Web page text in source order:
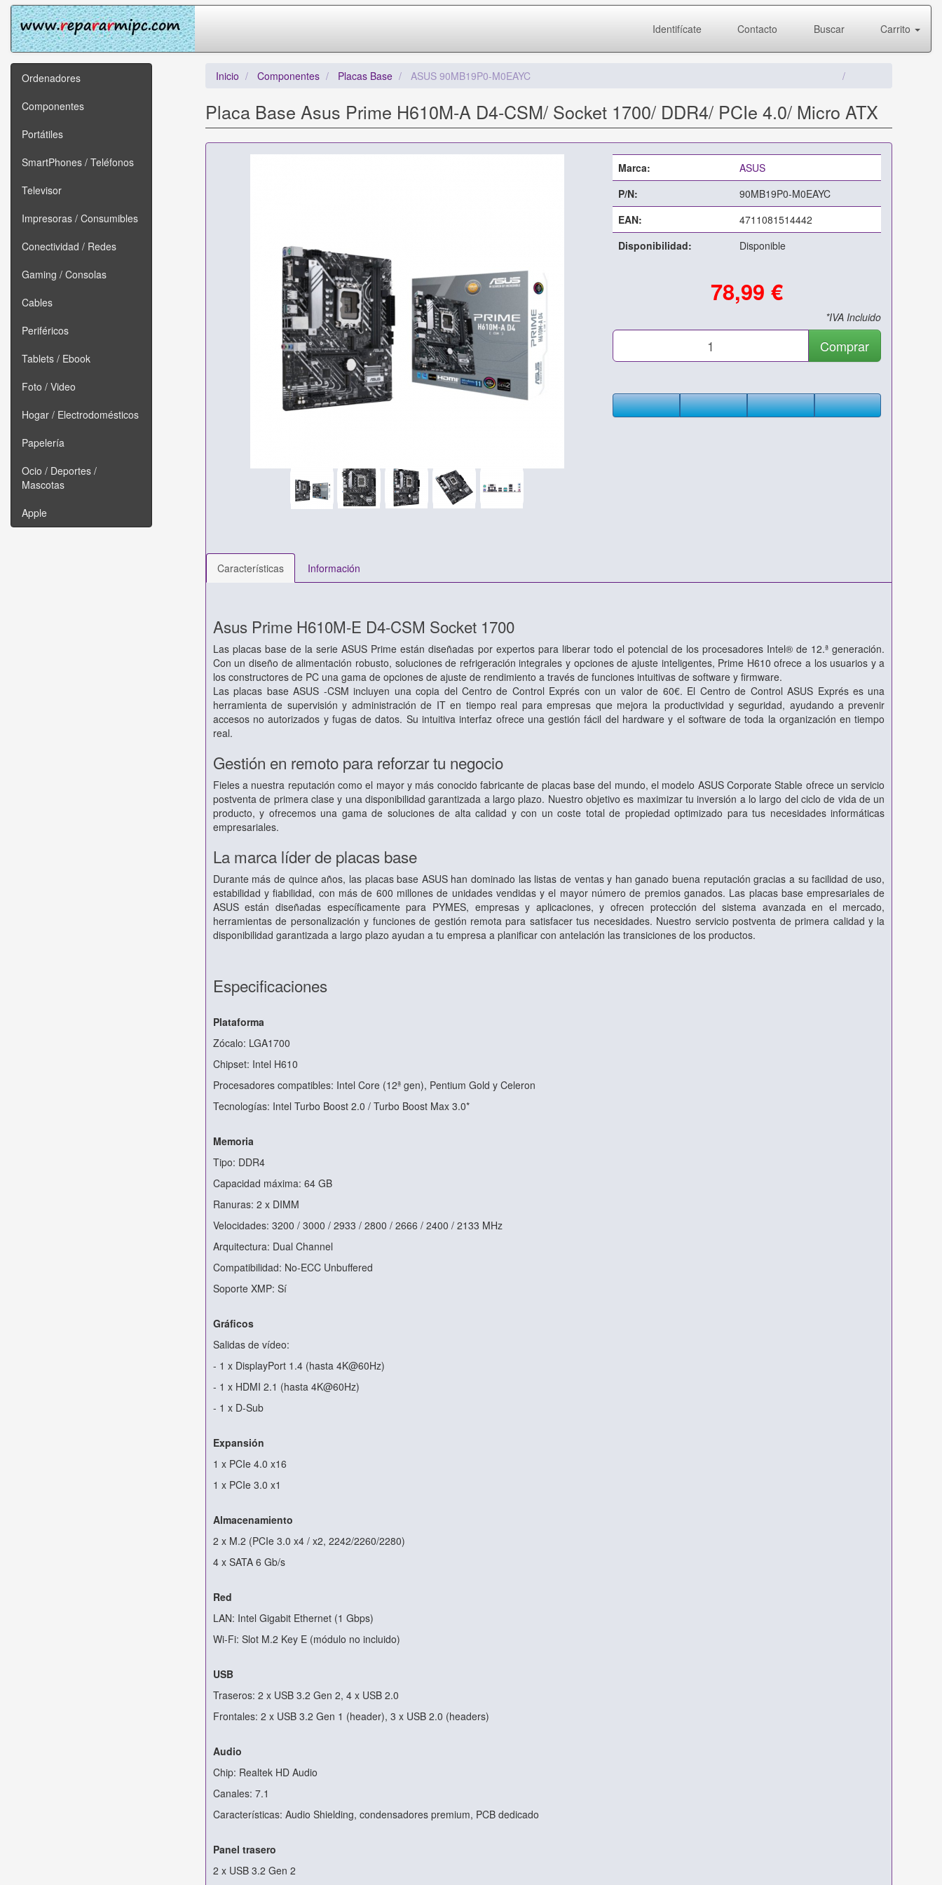
Identifícate Contacto Buscar Carrito
Ordenadores
Componentes
Portátiles
SmartPhones / Teléfonos
Televisor
Impresoras / Consumibles
Conectividad / Redes
Gaming / Consolas
Cables
Periféricos
Tablets / Ebook
Foto / Video
Hogar / Electrodomésticos
Papelería
Ocio / Deportes /
Mascotas
Apple
Inicio Componentes Placas Base ASUS 90MB19P0-M0EAYC
Placa Base Asus Prime H610M-A D4-CSM/ Socket 1700/ DDR4/ PCIe 4.0/ Micro ATX
Marca:
ASUS
P/N:
90MB19P0-M0EAYC
EAN:
4711081514442
Disponibilidad:
Disponible
78,99 €
*IVA Incluido
Comprar
Características Información
Asus Prime H610M-E D4-CSM Socket 1700
Las placas base de la serie ASUS Prime están diseñadas por expertos para liberar todo el potencial de los procesadores Intel® de 12.ª generación.
Con un diseño de alimentación robusto, soluciones de refrigeración integrales y opciones de ajuste inteligentes, Prime H610 ofrece a los usuarios y a
los constructores de PC una gama de opciones de ajuste de rendimiento a través de funciones intuitivas de software y firmware.
Las placas base ASUS -CSM incluyen una copia del Centro de Control Exprés con un valor de 60€. El Centro de Control ASUS Exprés es una
herramienta de supervisión y administración de IT en tiempo real para empresas que mejora la productividad y seguridad, ayudando a prevenir
accesos no autorizados y fugas de datos. Su intuitiva interfaz ofrece una gestión fácil del hardware y el software de toda la organización en tiempo
real.
Gestión en remoto para reforzar tu negocio
Fieles a nuestra reputación como el mayor y más conocido fabricante de placas base del mundo, el modelo ASUS Corporate Stable ofrece un servicio
postventa de primera clase y una disponibilidad garantizada a largo plazo. Nuestro objetivo es maximizar tu inversión a lo largo del ciclo de vida de un
producto, y ofrecemos una gama de soluciones de alta calidad y con un coste total de propiedad optimizado para tus necesidades informáticas
empresariales.
La marca líder de placas base
Durante más de quince años, las placas base ASUS han dominado las listas de ventas y han ganado buena reputación gracias a su facilidad de uso,
estabilidad y fiabilidad, con más de 600 millones de unidades vendidas y el mayor número de premios ganados. Las placas base empresariales de
ASUS están diseñadas específicamente para PYMES, empresas y aplicaciones, y ofrecen protección del sistema avanzada en el mercado,
herramientas de personalización y funciones de gestión remota para satisfacer tus necesidades. Nuestro servicio postventa de primera calidad y la
disponibilidad garantizada a largo plazo ayudan a tu empresa a planificar con antelación las transiciones de los productos.
Especificaciones
Plataforma
Zócalo: LGA1700
Chipset: Intel H610
Procesadores compatibles: Intel Core (12ª gen), Pentium Gold y Celeron
Tecnologías: Intel Turbo Boost 2.0 / Turbo Boost Max 3.0*
Memoria
Tipo: DDR4
Capacidad máxima: 64 GB
Ranuras: 2 x DIMM
Velocidades: 3200 / 3000 / 2933 / 2800 / 2666 / 2400 / 2133 MHz
Arquitectura: Dual Channel
Compatibilidad: No-ECC Unbuffered
Soporte XMP: Sí
Gráficos
Salidas de vídeo:
- 1 x DisplayPort 1.4 (hasta 4K@60Hz)
- 1 x HDMI 2.1 (hasta 4K@60Hz)
- 1 x D-Sub
Expansión
1 x PCIe 4.0 x16
1 x PCIe 3.0 x1
Almacenamiento
2 x M.2 (PCIe 3.0 x4 / x2, 2242/2260/2280)
4 x SATA 6 Gb/s
Red
LAN: Intel Gigabit Ethernet (1 Gbps)
Wi-Fi: Slot M.2 Key E (módulo no incluido)
USB
Traseros: 2 x USB 3.2 Gen 2, 4 x USB 2.0
Frontales: 2 x USB 3.2 Gen 1 (header), 3 x USB 2.0 (headers)
Audio
Chip: Realtek HD Audio
Canales: 7.1
Características: Audio Shielding, condensadores premium, PCB dedicado
Panel trasero
2 x USB 3.2 Gen 2